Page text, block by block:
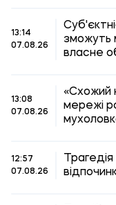
13:14
07.08.26
зможуть
власне
13:08
07.08.26
«Схожий
мережі
12:57
07.08.26